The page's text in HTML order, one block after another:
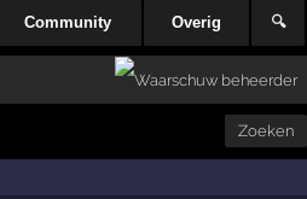
Community Overig 🔍
Zoeken